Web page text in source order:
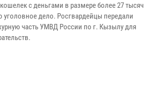
с деньгами в размере более 27 тысяч
уголовное дело. Росгвардейцы передали
часть УМВД России по г. Кызылу для